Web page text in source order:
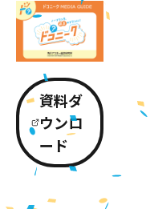
資料ダ
ウンロ
ード